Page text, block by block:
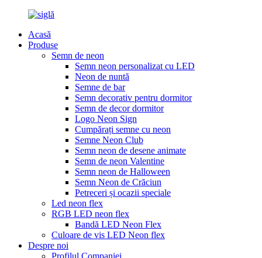
Acasă
Produse
Semn de neon
Semn neon personalizat cu LED
Neon de nuntă
Semne de bar
Semn decorativ pentru dormitor
Semn de decor dormitor
Logo Neon Sign
Cumpărați semne cu neon
Semne Neon Club
Semn neon de desene animate
Semn de neon Valentine
Semn neon de Halloween
Semn Neon de Crăciun
Petreceri și ocazii speciale
Led neon flex
RGB LED neon flex
Bandă LED Neon Flex
Culoare de vis LED Neon flex
Despre noi
Profilul Companiei